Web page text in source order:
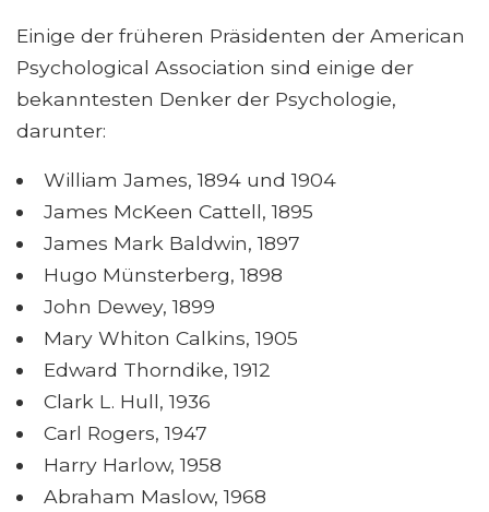
Einige der früheren Präsidenten der American
Psychological Association sind einige der
bekanntesten Denker der Psychologie,
darunter:
William James, 1894 und 1904
James McKeen Cattell, 1895
James Mark Baldwin, 1897
Hugo Münsterberg, 1898
John Dewey, 1899
Mary Whiton Calkins, 1905
Edward Thorndike, 1912
Clark L. Hull, 1936
Carl Rogers, 1947
Harry Harlow, 1958
Abraham Maslow, 1968